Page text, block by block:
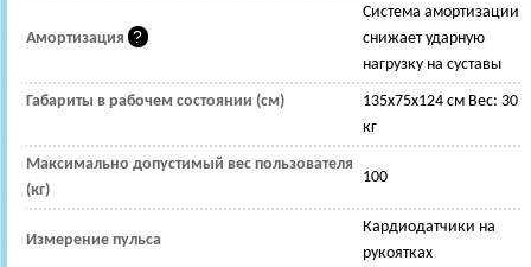
Амортизация
Cистема амортизации
снижает ударную
нагрузку на суставы
Габариты в рабочем состоянии (см)
135x75x124 см Вес: 30
кг
Максимально допустимый вес пользователя
(кг)
100
Измерение пульса
Кардиодатчики на
рукоятках